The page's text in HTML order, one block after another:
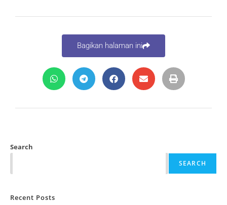
Bagikan halaman ini
Search
SEARCH
Recent Posts